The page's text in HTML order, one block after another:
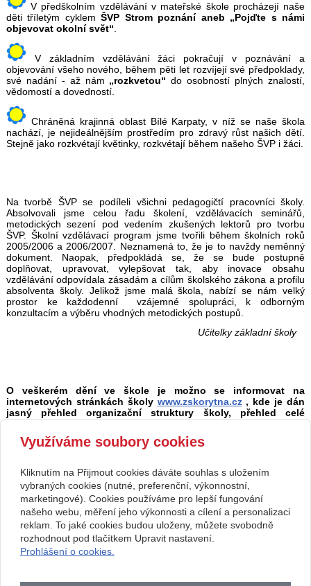
V předškolním vzdělávání v mateřské škole procházejí naše
děti tříletým cyklemŠVP Strom poznání aneb „Pojďte s námi
objevovat okolní svět“
V základním vzdělávání žáci pokračují v poznávání a
objevování všeho nového, během pěti let rozvíjejí své předpoklady,
své nadání - až nám „rozkvetou“ do osobností plných znalostí,
vědomostí a dovedností.
Chráněná krajinná oblast Bílé Karpaty, v níž se naše škola
nachází, je nejideálnějším prostředím pro zdravý růst našich dětí.
Stejně jako rozkvétají květinky, rozkvétají během našeho ŠVP i žáci.
Na tvorbě ŠVP se podíleli všichni pedagogičtí pracovníci školy.
Absolvovali jsme celou řadu školení, vzdělávacích seminářů,
metodických sezení pod vedením zkušených lektorů pro tvorbu
ŠVP. Školní vzdělávací program jsme tvořili během školních roků
2005/2006 a 2006/2007. Neznamená to, že je to navždy neměnný
dokument. Naopak, předpokládá se, že se bude postupně
doplňovat, upravovat, vylepšovat tak, aby inovace obsahu
vzdělávání odpovídala zásadám a cílům školského zákona a profilu
absolventa školy. Jelikož jsme malá škola, nabízí se nám velký
prostor ke každodenní vzájemné spolupráci, k odborným
konzultacím a výběru vhodných metodických postupů.
Učitelky základní školy
O veškerém dění ve škole je možno se informovat na
internetových stránkách školy www.zskorytna.cz, kde je dán
jasný přehled organizační struktury školy, přehled celé
fotodokumentace.
Copyright © 2026 Základní škola, Korytná, okres Uherské Hradiště, příspěvková
a
Mapa webu|Zobrazit klasickou verzi
Využíváme soubory cookies
Kliknutím na Přijmout cookies dáváte souhlas s uložením
vybraných cookies (nutné, preferenční, výkonnostní,
marketingové). Cookies používáme pro lepší fungování
našeho webu, měření jeho výkonnosti a cílení a personalizaci
reklam. To jaké cookies budou uloženy, můžete svobodně
rozhodnout pod tlačítkem Upravit nastavení.
Prohlášení o cookies.